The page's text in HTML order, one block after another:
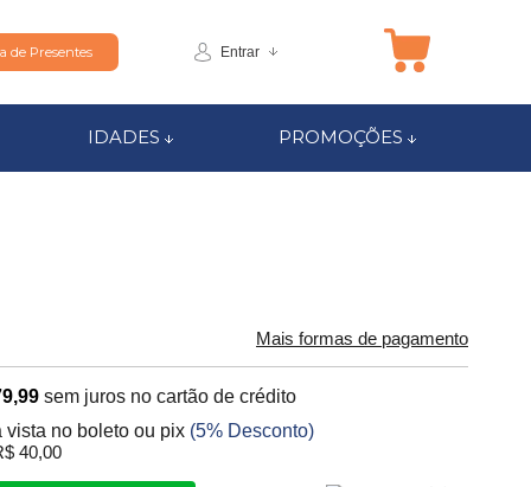
de Presentes Entrar
IDADES PROMOÇÕES
Mais formas de pagamento
sem juros no cartão de crédito
vista no boleto ou pix (5% Desconto)
40,00